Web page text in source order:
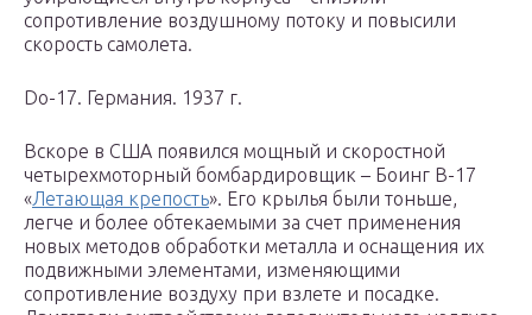
сопротивление воздушному потоку и повысили
скорость самолета.
Do-17. Германия. 1937 г.
Вскоре в США появился мощный и скоростной
четырехмоторный бомбардировщик – Боинг B-17
«Летающая крепость». Его крылья были тоньше,
легче и более обтекаемыми за счет применения
новых методов обработки металла и оснащения их
подвижными элементами, изменяющими
сопротивление воздуху при взлете и посадке.